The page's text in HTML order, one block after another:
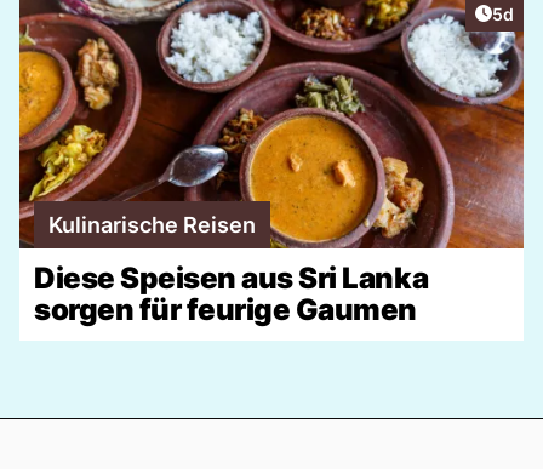
5d
Kulinarische Reisen
Diese Speisen aus Sri Lanka
sorgen für feurige Gaumen